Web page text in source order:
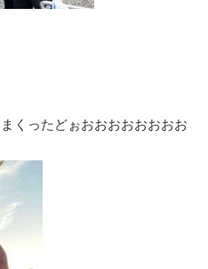
くったどぉおおおおおおおお